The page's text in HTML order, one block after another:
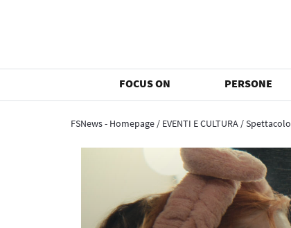
FOCUS ON PERSONE
FSNews - Homepage / EVENTI E CULTURA /Spettacolo